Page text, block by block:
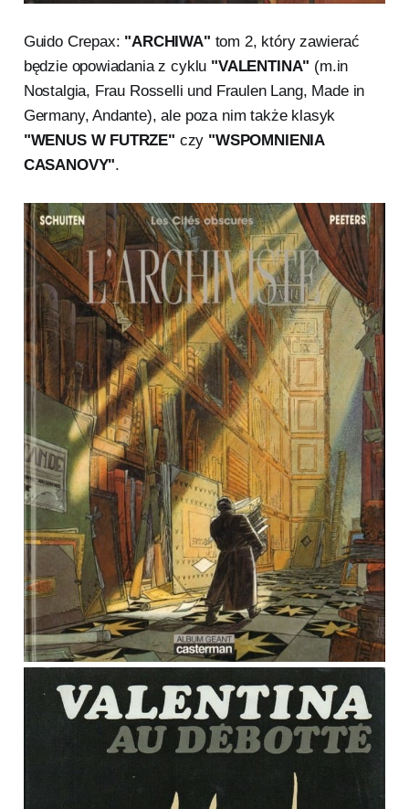
Guido Crepax: "ARCHIWA" tom 2, który zawierać
będzie opowiadania z cyklu "VALENTINA" (m.in
Nostalgia, Frau Rosselli und Fraulen Lang, Made in
Germany, Andante), ale poza nim także klasyk
"WENUS W FUTRZE" czy "WSPOMNIENIA
CASANOVY".